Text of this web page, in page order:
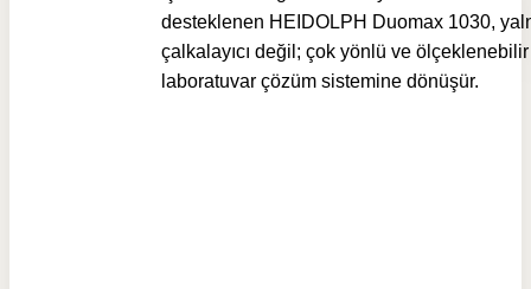
desteklenen HEIDOLPH Duomax 1030,
çalkalayıcı değil; çok yönlü ve
laboratuvar çözüm sistemine dönüşür.